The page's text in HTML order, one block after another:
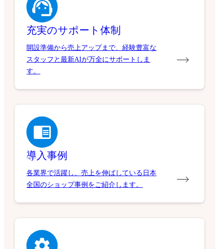
充実のサポート体制
開設準備から売上アップまで、経験豊富な
スタッフと最新AIが万全にサポートしま
す。
導入事例
各業界で活躍し、売上を伸ばしている日本
全国のショップ事例をご紹介します。